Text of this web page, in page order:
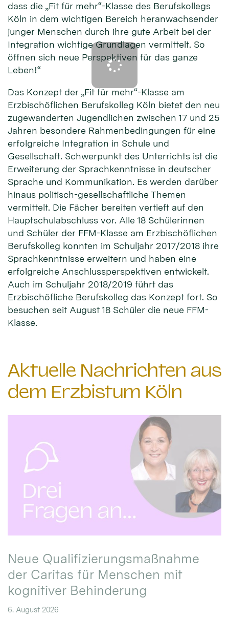
dass die „Fit für mehr“-Klasse des Berufskollegs
Köln in dem wichtigen Bereich heranwachsender
junger Menschen durch ihre gute Arbeit bei der
Integration wichtige Grundlagen vermittelt. So
öffnen sich neue Perspektiven für das ganze
Leben!“
Das Konzept der „Fit für mehr“-Klasse am
Erzbischöflichen Berufskolleg Köln bietet den neu
zugewanderten Jugendlichen zwischen 17 und 25
Jahren besondere Rahmenbedingungen für eine
erfolgreiche Integration in Schule und
Gesellschaft. Schwerpunkt des Unterrichts ist die
Erweiterung der Sprachkenntnisse in deutscher
Sprache und Kommunikation. Es werden darüber
hinaus politisch-gesellschaftliche Themen
vermittelt. Die Fächer bereiten vertieft auf den
Hauptschulabschluss vor. Alle 18 Schülerinnen
und Schüler der FFM-Klasse am Erzbischöflichen
Berufskolleg konnten im Schuljahr 2017/2018 ihre
Sprachkenntnisse erweitern und haben eine
erfolgreiche Anschlussperspektiven entwickelt.
Auch im Schuljahr 2018/2019 führt das
Erzbischöfliche Berufskolleg das Konzept fort. So
besuchen seit August 18 Schüler die neue FFM-
Klasse.
Aktuelle Nachrichten aus
dem Erzbistum Köln
Neue Qualifizierungsmaßnahme
der Caritas für Menschen mit
kognitiver Behinderung
6. August 2026